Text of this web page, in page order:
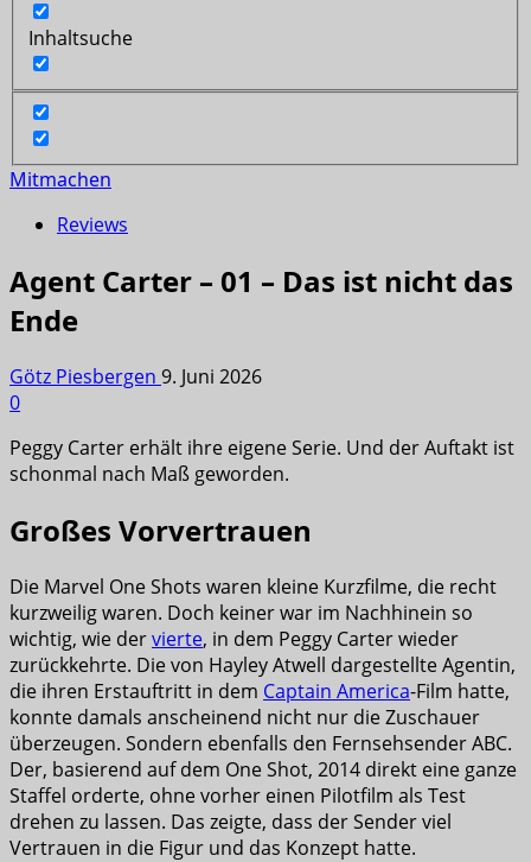
Inhaltsuche
Mitmachen
Reviews
Agent Carter – 01 – Das ist nicht das
Ende
Götz Piesbergen 9. Juni 2026
0
Peggy Carter erhält ihre eigene Serie. Und der Auftakt ist
schonmal nach Maß geworden.
Großes Vorvertrauen
Die Marvel One Shots waren kleine Kurzfilme, die recht
kurzweilig waren. Doch keiner war im Nachhinein so
wichtig, wie dervierte, in dem Peggy Carter wieder
zurückkehrte. Die von Hayley Atwell dargestellte Agentin,
die ihren Erstauftritt in dem Captain America-Film hatte,
konnte damals anscheinend nicht nur die Zuschauer
überzeugen. Sondern ebenfalls den Fernsehsender ABC.
Der, basierend auf dem One Shot, 2014 direkt eine ganze
Staffel orderte, ohne vorher einen Pilotfilm als Test
drehen zu lassen. Das zeigte, dass der Sender viel
Vertrauen in die Figur und das Konzept hatte.